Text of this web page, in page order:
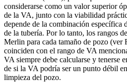
considerarse como un valor superior
de la VA, junto con la viabilidad
depende de la combinación específica
de la tubería. Por lo tanto, los rangos
Merlin para cada tamaño de pozo (ver
coinciden con el rango de VA
VA siempre debe calcularse y tenerse
de si la VA podría ser un punto débil
limpieza del pozo.